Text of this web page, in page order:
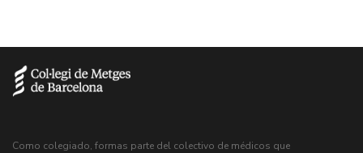
Como colegiado, formas parte del colectivo de médicos que